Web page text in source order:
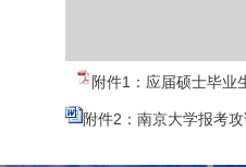
附件1：应届硕士毕业
附件2：南京大学报考